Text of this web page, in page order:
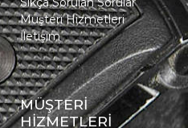
Müşteri Hizmetleri
İletişim
MÜŞTERİ
HİZMETLERİ